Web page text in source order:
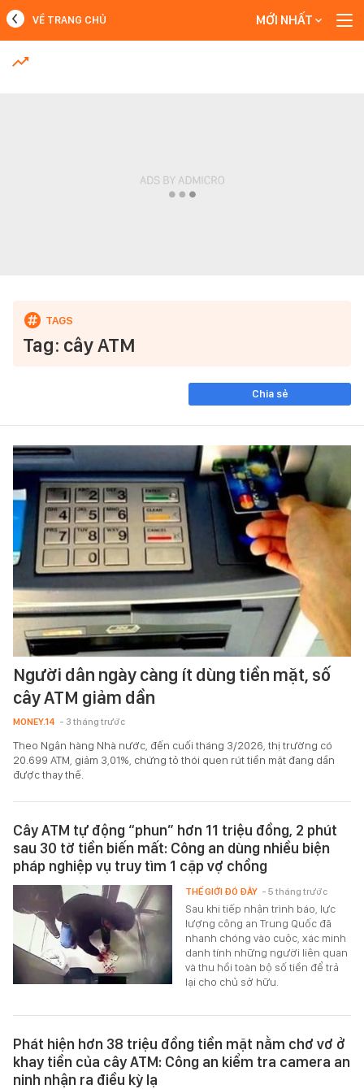
MỚI NHẤT
VỀ TRANG CHỦ MỚI NHẤT
Tag: cây ATM
Chia sẻ
Người dân ngày càng ít dùng tiền mặt, số
cây ATM giảm dần
MONEY.14 - 3 tháng trước
Theo Ngân hàng Nhà nước, đến cuối tháng 3/2026, thị trường có
20.699 ATM, giảm 3,01%, chứng tỏ thói quen rút tiền mặt đang dần
được thay thế.
Cây ATM tự động “phun” hơn 11 triệu đồng, 2 phút
sau 30 tờ tiền biến mất: Công an dùng nhiều biện
pháp nghiệp vụ truy tìm 1 cặp vợ chồng
Sau khi tiếp nhận trình báo, lực
lượng công an Trung Quốc đã
nhanh chóng vào cuộc, xác minh
danh tính những người liên quan
và thu hồi toàn bộ số tiền để trả
lại cho chủ sở hữu.
THẾ GIỚI ĐÓ ĐÂY - 5 tháng trước
Phát hiện hơn 38 triệu đồng tiền mặt nằm chơ vơ ở
khay tiền của cây ATM: Công an kiểm tra camera an
ninh nhận ra điều kỳ lạ